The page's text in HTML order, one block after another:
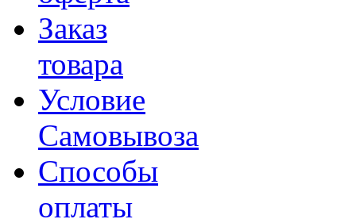
Заказ
товара
Условие
Самовывоза
Способы
оплаты